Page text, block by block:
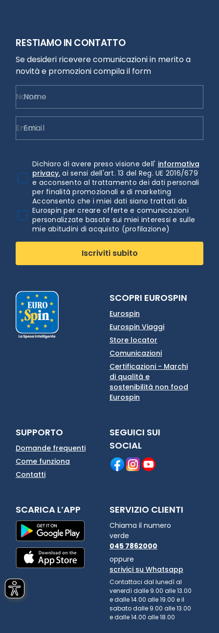
RESTIAMO IN CONTATTO
Se desideri ricevere comunicazioni in merito a
novità e promozioni compila il form
Nome
Email
Dichiaro di avere preso visione dell' informativa
privacy. ai sensi dell'art. 13 del Reg. UE 2016/679
e acconsento al trattamento dei dati personali
per finalità promozionali e di marketing
Acconsento che i miei dati siano trattati da
Eurospin per creare offerte e comunicazioni
personalizzate basate sui miei interessi e sulle
mie abitudini di acquisto (profilazione)
Iscriviti subito
SCOPRI EUROSPIN
Eurospin
Eurospin Viaggi
Store locator
Comunicazioni
Certificazioni - Marchi
di qualità e
sostenibilità non food
Eurospin
SUPPORTO
Domande frequenti
Come funziona
Contatti
SEGUICI SUI
SOCIAL
SCARICA L’APP SERVIZIO CLIENTI
Chiama il numero
verde
045 7862000
oppure
scrivici su Whatsapp
Contattaci dal lunedì al
venerdì dalle 9.00 alle 13.00
e dalle 14.00 alle 19.00 e il
sabato dalle 9.00 alle 13.00
e dalle 14.00 alle 18.00